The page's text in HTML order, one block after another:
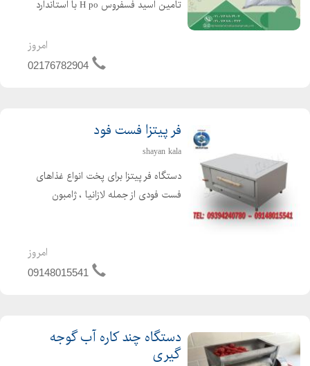
تامین اسید فسفروس H po با استاندارد
رشد ریشه،مقاومت به خشکی/سرما و
کنترل آفات (مانند ، Mildium Fusarium)
امروز
02176782904
فر پیتزا فست فود
shayan kala
دستگاه فر پیتزا برای پخت انواع غذاهای
فست فودی از جمله لازانیا ، ژامبون
انواع مختلف صندوقی ، ریلی ، آجری ،امروز
09148015541
دستگاه چند کاره آب گوجه
گیری